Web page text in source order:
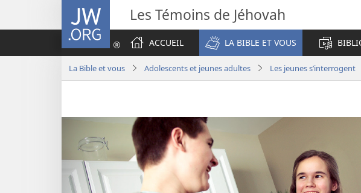
JW.ORG Les Témoins de Jéhovah
ACCUEIL
LA BIBLE ET VOUS
La Bible et vous Adolescents et jeunes adultes Les jeunes s’interrogent